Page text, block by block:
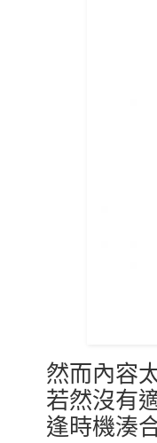
然而內容
若然沒有
逢時機湊